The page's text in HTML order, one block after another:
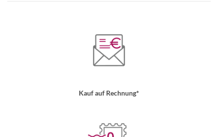
Kauf auf Rechnung*